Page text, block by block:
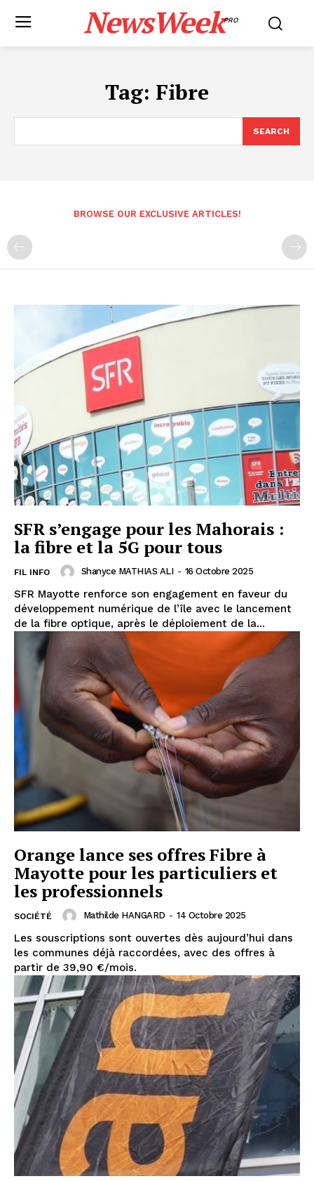
NewsWeekPRO
Tag: Fibre
SEARCH
BROWSE OUR EXCLUSIVE ARTICLES!
SFR s’engage pour les Mahorais :
la fibre et la 5G pour tous
FIL INFO Shanyce MATHIAS ALI - 16 Octobre 2025
SFR Mayotte renforce son engagement en faveur du
développement numérique de l’île avec le lancement
de la fibre optique, après le déploiement de la...
Orange lance ses offres Fibre à
Mayotte pour les particuliers et
les professionnels
SOCIÉTÉ Mathilde HANGARD - 14 Octobre 2025
Les souscriptions sont ouvertes dès aujourd’hui dans
les communes déjà raccordées, avec des offres à
partir de 39,90 €/mois.